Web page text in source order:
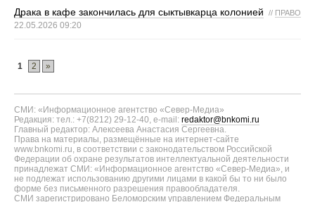
Драка в кафе закончилась для сыктывкарца колонией // ПРАВО
22.05.2026 09:20
1 2 »
СМИ: «Информационное агентство «Север-Медиа»
Редакция: тел.: +7(8212) 29-12-40, e-mail: redaktor@bnkomi.ru
Главный редактор: Алексеева Анастасия Сергеевна.
Права на материалы, размещённые на интернет-сайте
www.bnkomi.ru, в соответствии с законодательством Российской
Федерации об охране результатов интеллектуальной деятельности
принадлежат СМИ: «Информационное агентство «Север-Медиа», и
не подлежат использованию другими лицами в какой бы то ни было
форме без письменного разрешения правообладателя.
СМИ зарегистрировано Беломорским управлением Федеральным